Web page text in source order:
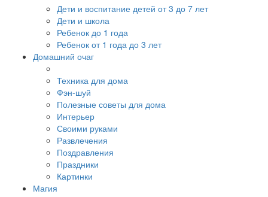
Дети и воспитание детей от 3 до 7 лет
Дети и школа
Ребенок до 1 года
Ребенок от 1 года до 3 лет
Домашний очаг
Техника для дома
Фэн-шуй
Полезные советы для дома
Интерьер
Своими руками
Развлечения
Поздравления
Праздники
Картинки
Магия